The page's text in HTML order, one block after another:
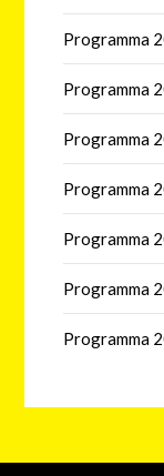
Programma
Programma
Programma
Programma
Programma
Programma
Programma